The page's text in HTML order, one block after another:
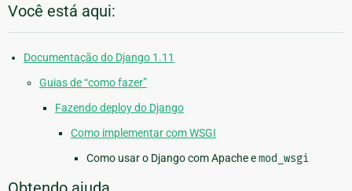
Você está aqui:
Documentação do Django 1.11
Guias de “como fazer”
Fazendo deploy do Django
Como implementar com WSGI
Como usar o Django com Apache emod_wsgi